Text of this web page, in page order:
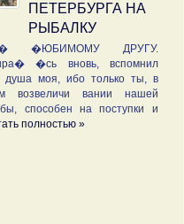
ПЕТЕРБУРГА НА
РЫБАЛКУ
�ЮБИМОМУ ДРУГУ.
�сь вновь, вспомнил
душа моя, ибо только ты, в
возвеличи вании нашей
способен на поступки и
полностью »